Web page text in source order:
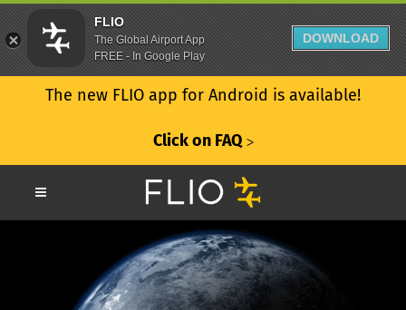
The new FLIO app for Android is available!
Click on FAQ ᐳ
FLIO
The Global Airport App
FREE - In Google Play
DOWNLOAD